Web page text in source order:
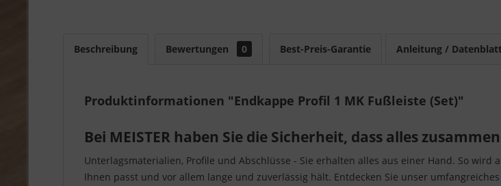
Beschreibung Bewertungen 0 Best-Preis-Garantie Anleitung /
Produktinformationen "Endkappe Profil 1 MK Fußleiste (Set)"
Bei MEISTER haben Sie die Sicherheit, dass alles
Unterlagsmaterialien, Profile und Abschlüsse - Sie erhalten alles aus einer Hand. So
Ihnen passt und vor allem lange und zuverlässig hält. Entdecken Sie unser